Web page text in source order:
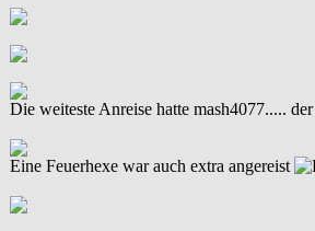
Die weiteste Anreise hatte mash4077.....
Eine Feuerhexe war auch extra angereist